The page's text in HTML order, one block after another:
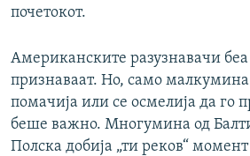
почетокот.
Американските разузнавачи беа
признаваат. Но, само малкумина
помачија или се осмелија да го
беше важно. Многумина од
Полска добија „ти реков“